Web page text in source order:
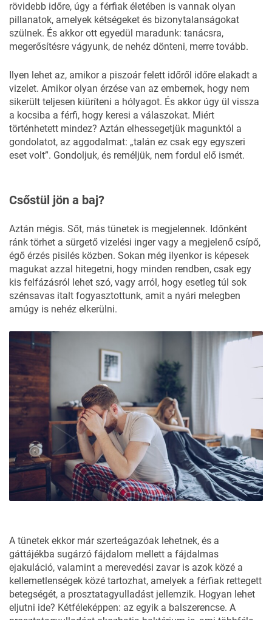
rövidebb időre, úgy a férfiak életében is vannak olyan
pillanatok, amelyek kétségeket és bizonytalanságokat
szülnek. És akkor ott egyedül maradunk: tanácsra,
megerősítésre vágyunk, de nehéz dönteni, merre tovább.
Ilyen lehet az, amikor a piszoár felett időről időre elakadt a
vizelet. Amikor olyan érzése van az embernek, hogy nem
sikerült teljesen kiüríteni a hólyagot. És akkor úgy ül vissza
a kocsiba a férfi, hogy keresi a válaszokat. Miért
történhetett mindez? Aztán elhessegetjük magunktól a
gondolatot, az aggodalmat: „talán ez csak egy egyszeri
eset volt”. Gondoljuk, és reméljük, nem fordul elő ismét.
Csőstül jön a baj?
Aztán mégis. Sőt, más tünetek is megjelennek. Időnként
ránk törhet a sürgető vizelési inger vagy a megjelenő csípő,
égő érzés pisilés közben. Sokan még ilyenkor is képesek
magukat azzal hitegetni, hogy minden rendben, csak egy
kis felfázásról lehet szó, vagy arról, hogy esetleg túl sok
szénsavas italt fogyasztottunk, amit a nyári melegben
amúgy is nehéz elkerülni.
A tünetek ekkor már szerteágazóak lehetnek, és a
gáttájékba sugárzó fájdalom mellett a fájdalmas
ejakuláció, valamint a merevedési zavar is azok közé a
kellemetlenségek közé tartozhat, amelyek a férfiak rettegett
betegségét, a prosztatagyulladást jellemzik. Hogyan lehet
eljutni ide? Kétféleképpen: az egyik a balszerencse. A